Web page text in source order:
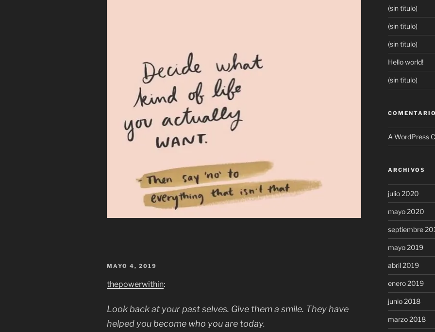
MAYO 4, 2019
thepowerwithin:
Look back at your past selves. Give them a smile. They have
helped you become who you are today.
(sin título)
(sin título)
(sin título)
Hello world!
(sin título)
A WordPress
ARCHIVOS
julio 2020
mayo 2020
septiembre
mayo 2019
abril 2019
enero 2019
junio 2018
marzo 2018